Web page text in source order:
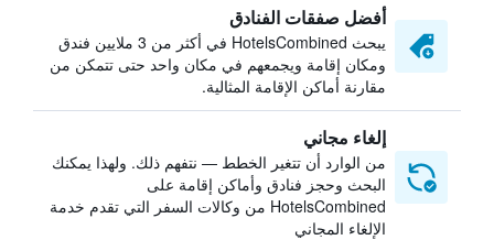
أفضل صفقات الفنادق
يبحث HotelsCombined في أكثر من 3 ملايين فندق
ومكان إقامة ويجمعهم في مكان واحد حتى تتمكن من
مقارنة أماكن الإقامة المثالية.
إلغاء مجاني
من الوارد أن تتغير الخطط — نتفهم ذلك. ولهذا يمكنك
البحث وحجز فنادق وأماكن إقامة على
HotelsCombined من وكالات السفر التي تقدم خدمة
الإلغاء المجاني